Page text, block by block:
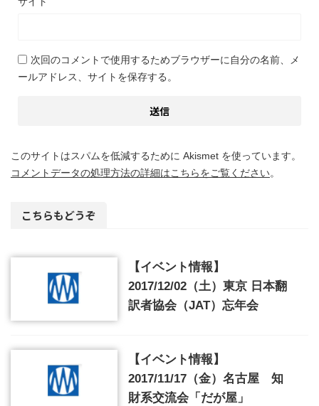
次回のコメントで使用するためブラウザーに自分の名前、メ
ールアドレス、サイトを保存する。
このサイトはスパムを低減するために Akismet を使っています。
コメントデータの処理方法の詳細はこちらをご覧ください。
こちらもどうぞ
【イベント情報】
2017/12/02（土）東京 日本翻
訳者協会（JAT）忘年会
【イベント情報】
2017/11/17（金）名古屋 知
財系交流会「だが屋」